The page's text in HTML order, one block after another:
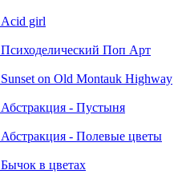
Acid girl
Психоделический Поп Арт
Sunset on Old Montauk Highway
Абстракция - Пустыня
Абстракция - Полевые цветы
Бычок в цветах